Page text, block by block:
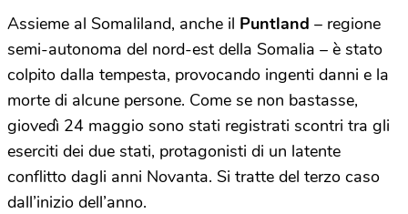
Assieme al Somaliland, anche il Puntland – regione
semi-autonoma del nord-est della Somalia – è stato
colpito dalla tempesta, provocando ingenti danni e la
morte di alcune persone. Come se non bastasse,
giovedì 24 maggio sono stati registrati scontri tra gli
eserciti dei due stati, protagonisti di un latente
conflitto dagli anni Novanta. Si tratte del terzo caso
dall’inizio dell’anno.